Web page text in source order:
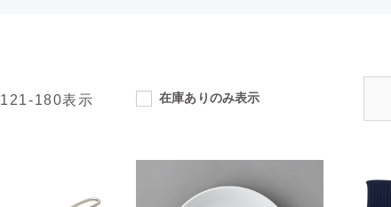
121-180表示 在庫ありのみ表示